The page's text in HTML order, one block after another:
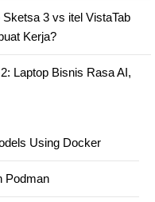
Sketsa 3 vs itel VistaTab
Kerja?
Laptop Bisnis Rasa AI,
Using Docker
Podman